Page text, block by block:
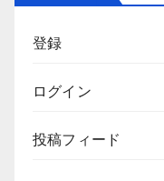
登録
ログイン
投稿フィード